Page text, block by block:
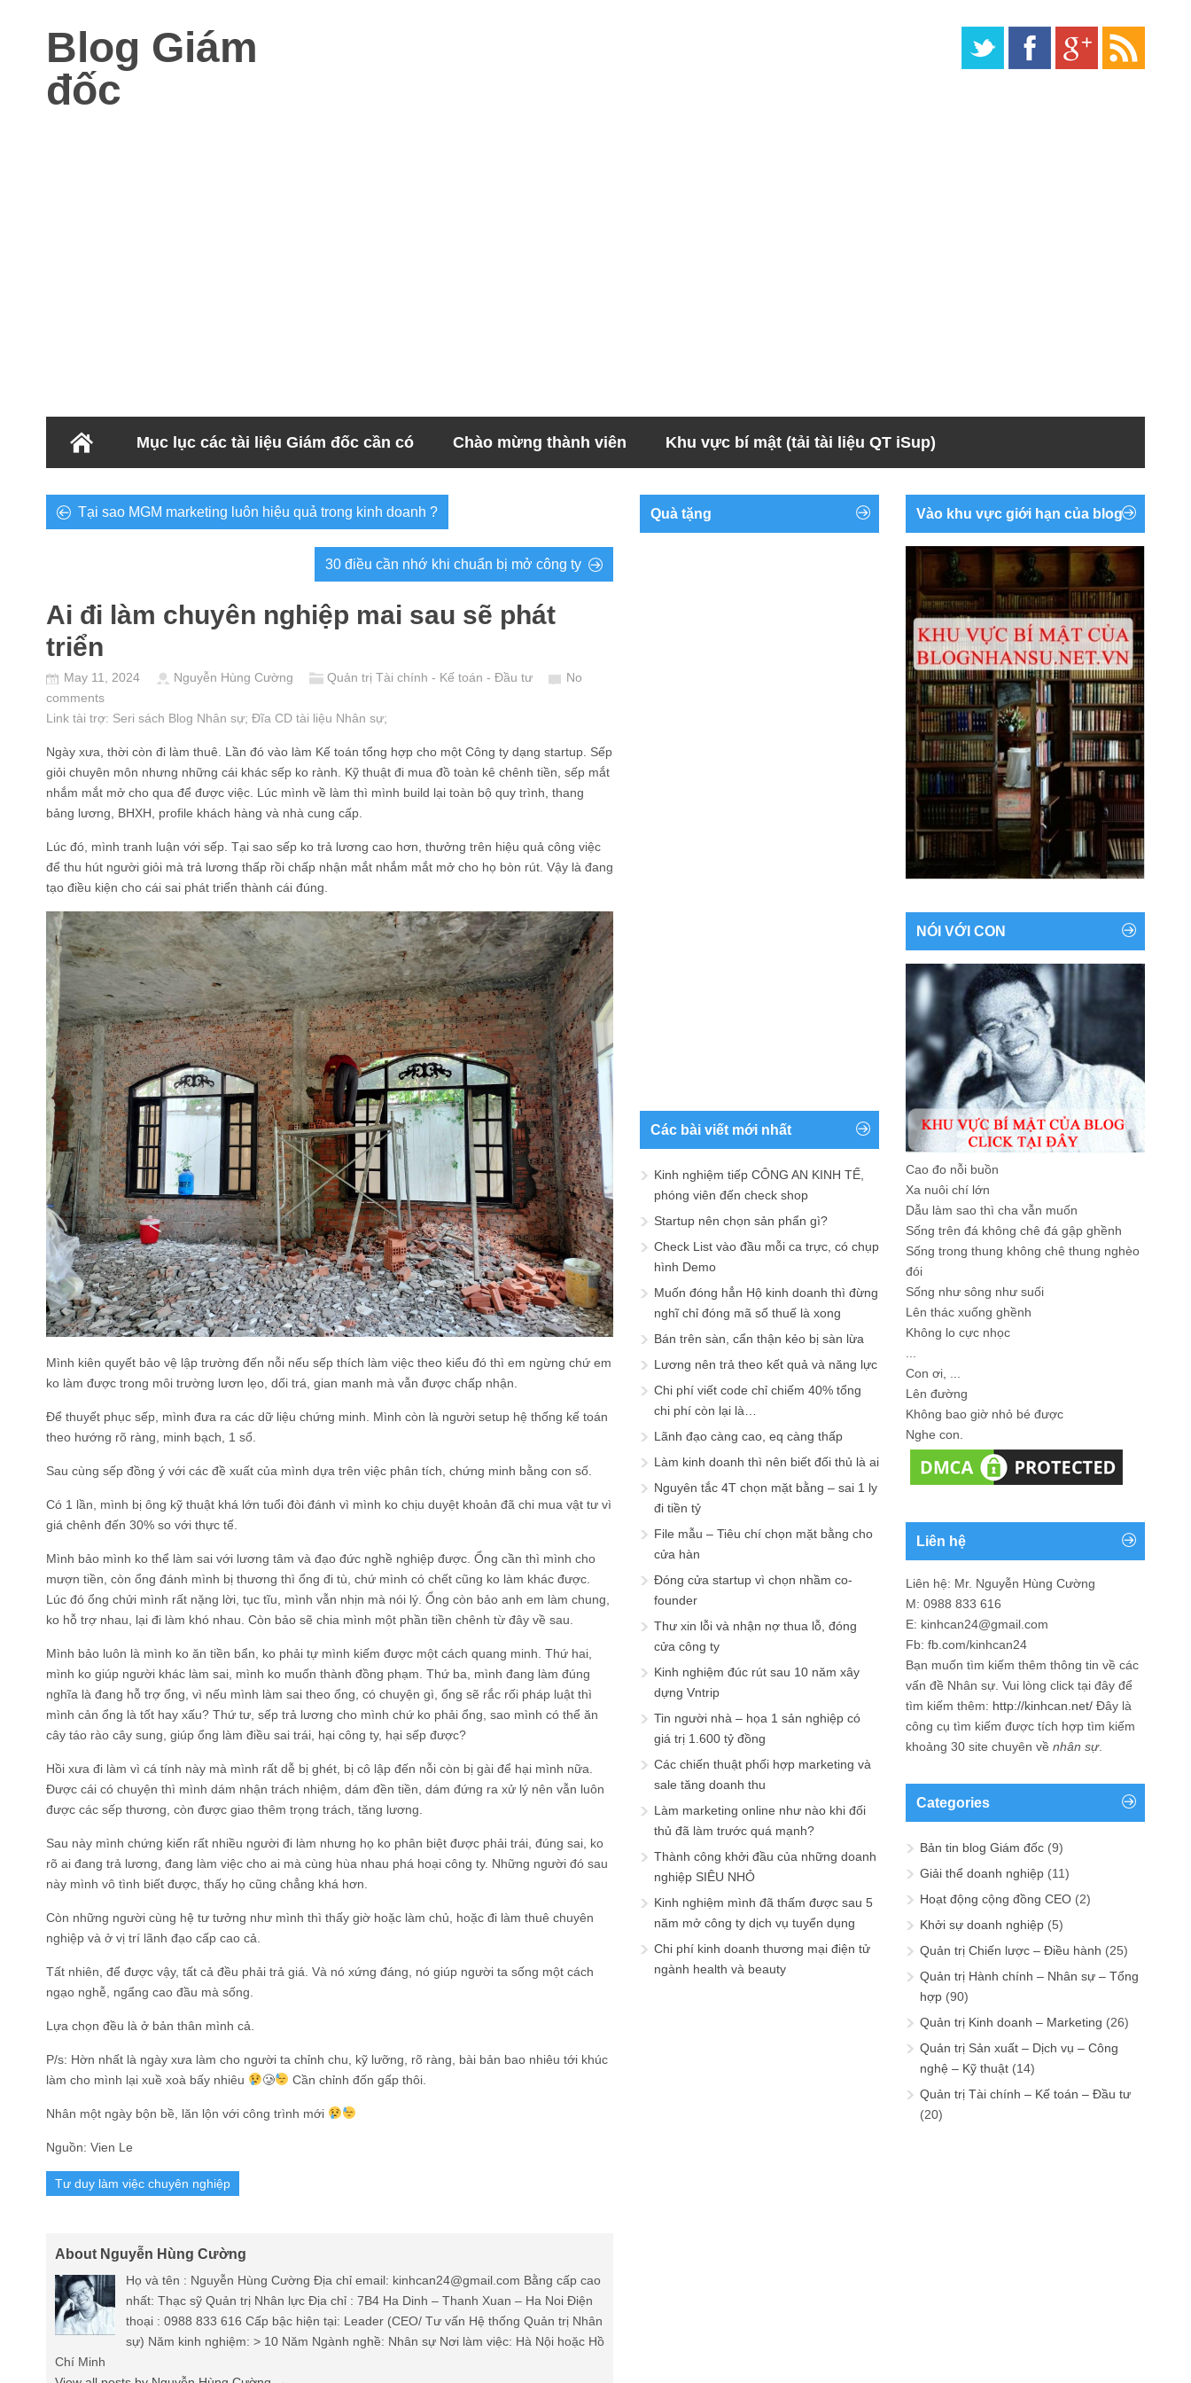
Blog Giám
đốc
Mục lục các tài liệu Giám đốc cần có Chào mừng thành viên Khu vực bí mật (tải tài liệu QT iSup)
Tại sao MGM marketing luôn hiệu quả trong kinh doanh ?
30 điều cần nhớ khi chuẩn bị mở công ty
Ai đi làm chuyên nghiệp mai sau sẽ phát
triển
May 11, 2024 Nguyễn Hùng Cường Quản trị Tài chính - Kế toán - Đầu tư
No
comments
Link tài trợ: Seri sách Blog Nhân sự; Đĩa CD tài liệu Nhân sự;
Ngày xưa, thời còn đi làm thuê. Lần đó vào làm Kế toán tổng hợp cho một Công ty dạng startup. Sếp
giỏi chuyên môn nhưng những cái khác sếp ko rành. Kỹ thuật đi mua đồ toàn kê chênh tiền, sếp mắt
nhắm mắt mở cho qua để được việc. Lúc mình về làm thì mình build lại toàn bộ quy trình, thang
bảng lương, BHXH, profile khách hàng và nhà cung cấp.
Lúc đó, mình tranh luận với sếp. Tại sao sếp ko trả lương cao hơn, thưởng trên hiệu quả công việc
để thu hút người giỏi mà trả lương thấp rồi chấp nhận mắt nhắm mắt mở cho họ bòn rút. Vậy là đang
tạo điều kiện cho cái sai phát triển thành cái đúng.
Mình kiên quyết bảo vệ lập trường đến nỗi nếu sếp thích làm việc theo kiểu đó thì em ngừng chứ em
ko làm được trong môi trường lươn lẹo, dối trá, gian manh mà vẫn được chấp nhận.
Để thuyết phục sếp, mình đưa ra các dữ liệu chứng minh. Mình còn là người setup hệ thống kế toán
theo hướng rõ ràng, minh bạch, 1 sổ.
Sau cùng sếp đồng ý với các đề xuất của mình dựa trên việc phân tích, chứng minh bằng con số.
Có 1 lần, mình bị ông kỹ thuật khá lớn tuổi đòi đánh vì mình ko chịu duyệt khoản đã chi mua vật tư vì
giá chênh đến 30% so với thực tế.
Mình bảo mình ko thể làm sai với lương tâm và đạo đức nghề nghiệp được. Ổng cần thì mình cho
mượn tiền, còn ổng đánh mình bị thương thì ổng đi tù, chứ mình có chết cũng ko làm khác được.
Lúc đó ổng chửi mình rất nặng lời, tục tĩu, mình vẫn nhịn mà nói lý. Ổng còn bảo anh em làm chung,
ko hỗ trợ nhau, lại đi làm khó nhau. Còn bảo sẽ chia mình một phần tiền chênh từ đây về sau.
Mình bảo luôn là mình ko ăn tiền bẩn, ko phải tự mình kiếm được một cách quang minh. Thứ hai,
mình ko giúp người khác làm sai, mình ko muốn thành đồng phạm. Thứ ba, mình đang làm đúng
nghĩa là đang hỗ trợ ổng, vì nếu mình làm sai theo ổng, có chuyện gì, ổng sẽ rắc rối pháp luật thì
mình cản ổng là tốt hay xấu? Thứ tư, sếp trả lương cho mình chứ ko phải ổng, sao mình có thể ăn
cây táo rào cây sung, giúp ổng làm điều sai trái, hại công ty, hại sếp được?
Hồi xưa đi làm vì cá tính này mà mình rất dễ bị ghét, bị cô lập đến nỗi còn bị gài để hại mình nữa.
Được cái có chuyện thì mình dám nhận trách nhiệm, dám đền tiền, dám đứng ra xử lý nên vẫn luôn
được các sếp thương, còn được giao thêm trọng trách, tăng lương.
Sau này mình chứng kiến rất nhiều người đi làm nhưng họ ko phân biệt được phải trái, đúng sai, ko
rõ ai đang trả lương, đang làm việc cho ai mà cùng hùa nhau phá hoại công ty. Những người đó sau
này mình vô tình biết được, thấy họ cũng chẳng khá hơn.
Còn những người cùng hệ tư tưởng như mình thì thấy giờ hoặc làm chủ, hoặc đi làm thuê chuyên
nghiệp và ở vị trí lãnh đạo cấp cao cả.
Tất nhiên, để được vậy, tất cả đều phải trả giá. Và nó xứng đáng, nó giúp người ta sống một cách
ngạo nghễ, ngẩng cao đầu mà sống.
Lựa chọn đều là ở bản thân mình cả.
P/s: Hờn nhất là ngày xưa làm cho người ta chỉnh chu, kỹ lưỡng, rõ ràng, bài bản bao nhiêu tới khúc
làm cho mình lại xuề xoà bấy nhiêu
🥲 Cần chỉnh đốn gấp thôi.
Nhân một ngày bộn bề, lăn lộn với công trình mới
Nguồn: Vien Le
Tư duy làm việc chuyên nghiệp
About Nguyễn Hùng Cường
Họ và tên : Nguyễn Hùng Cường Địa chỉ email: kinhcan24@gmail.com Bằng cấp cao
nhất: Thạc sỹ Quản trị Nhân lực Địa chỉ : 7B4 Ha Dinh – Thanh Xuan – Ha Noi Điện
thoại : 0988 833 616 Cấp bậc hiện tại: Leader (CEO/ Tư vấn Hệ thống Quản trị Nhân
sự) Năm kinh nghiệm: > 10 Năm Ngành nghề: Nhân sự Nơi làm việc: Hà Nội hoặc Hồ
Chí Minh
Quà tặng
Các bài viết mới nhất
Kinh nghiệm tiếp CÔNG AN KINH TẾ,
phóng viên đến check shop
Startup nên chọn sản phẩn gì?
Check List vào đầu mỗi ca trực, có chụp
hình Demo
Muốn đóng hẳn Hộ kinh doanh thì đừng
nghĩ chỉ đóng mã số thuế là xong
Bán trên sàn, cẩn thận kẻo bị sàn lừa
Lương nên trả theo kết quả và năng lực
Chi phí viết code chỉ chiếm 40% tổng
chi phí còn lại là…
Lãnh đạo càng cao, eq càng thấp
Làm kinh doanh thì nên biết đối thủ là ai
Nguyên tắc 4T chọn mặt bằng – sai 1 ly
đi tiền tỷ
File mẫu – Tiêu chí chọn mặt bằng cho
cửa hàn
Đóng cửa startup vì chọn nhầm co-
founder
Thư xin lỗi và nhận nợ thua lỗ, đóng
cửa công ty
Kinh nghiệm đúc rút sau 10 năm xây
dựng Vntrip
Tin người nhà – họa 1 sản nghiệp có
giá trị 1.600 tỷ đồng
Các chiến thuật phối hợp marketing và
sale tăng doanh thu
Làm marketing online như nào khi đối
thủ đã làm trước quá mạnh?
Thành công khởi đầu của những doanh
nghiệp SIÊU NHỎ
Kinh nghiệm mình đã thấm được sau 5
năm mở công ty dịch vụ tuyển dụng
Chi phí kinh doanh thương mại điện tử
ngành health và beauty
Vào khu vực giới hạn của blog
NÓI VỚI CON
Cao đo nỗi buồn
Xa nuôi chí lớn
Dẫu làm sao thì cha vẫn muốn
Sống trên đá không chê đá gập ghềnh
Sống trong thung không chê thung nghèo
đói
Sống như sông như suối
Lên thác xuống ghềnh
Không lo cực nhọc
Con ơi, ...
Lên đường
Không bao giờ nhỏ bé được
Nghe con.
Liên hệ
Liên hệ: Mr. Nguyễn Hùng Cường
M: 0988 833 616
E: kinhcan24@gmail.com
Fb: fb.com/kinhcan24
Bạn muốn tìm kiếm thêm thông tin về các
vấn đề Nhân sự . Vui lòng click tại đây để
tìm kiếm thêm: http://kinhcan.net/ Đây là
công cụ tìm kiếm được tích hợp tìm kiếm
khoảng 30 site chuyên về nhân sự.
Categories
Bản tin blog Giám đốc (9)
Giải thể doanh nghiệp (11)
Hoạt động cộng đồng CEO (2)
Khởi sự doanh nghiệp (5)
Quản trị Chiến lược – Điều hành (25)
Quản trị Hành chính – Nhân sự – Tổng
hợp (90)
Quản trị Kinh doanh – Marketing (26)
Quản trị Sản xuất – Dịch vụ – Công
nghệ – Kỹ thuật (14)
Quản trị Tài chính – Kế toán – Đầu tư
(20)